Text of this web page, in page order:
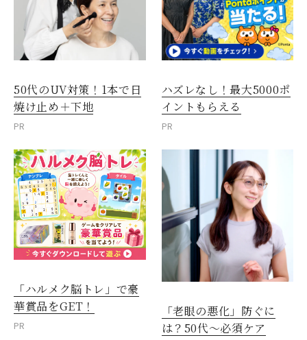
50代のUV対策！1本で日
焼け止め＋下地
PR
ハズレなし！最大5000ポ
イントもらえる
PR
「ハルメク脳トレ」で豪
華賞品をGET！
PR
「老眼の悪化」防ぐに
は？50代～必須ケア